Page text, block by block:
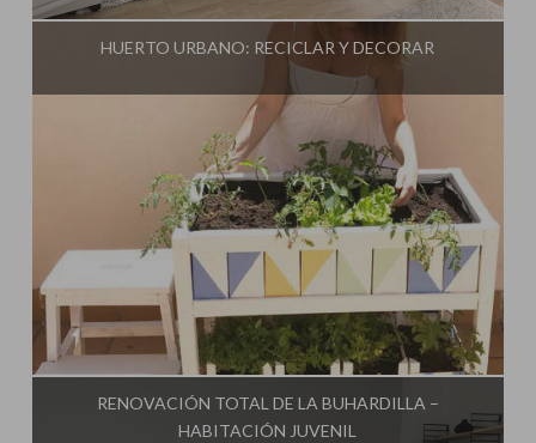
HUERTO URBANO: RECICLAR Y DECORAR
Influencer: Mimo de Mami
RENOVACIÓN TOTAL DE LA BUHARDILLA –
HABITACIÓN JUVENIL